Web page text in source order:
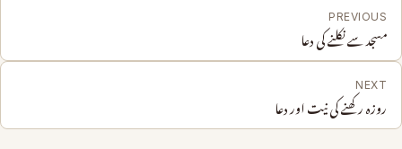
PREVIOUS
مسجد سے نکلنے کی دعا
NEXT
روزہ رکھنے کی نیت اور دعا